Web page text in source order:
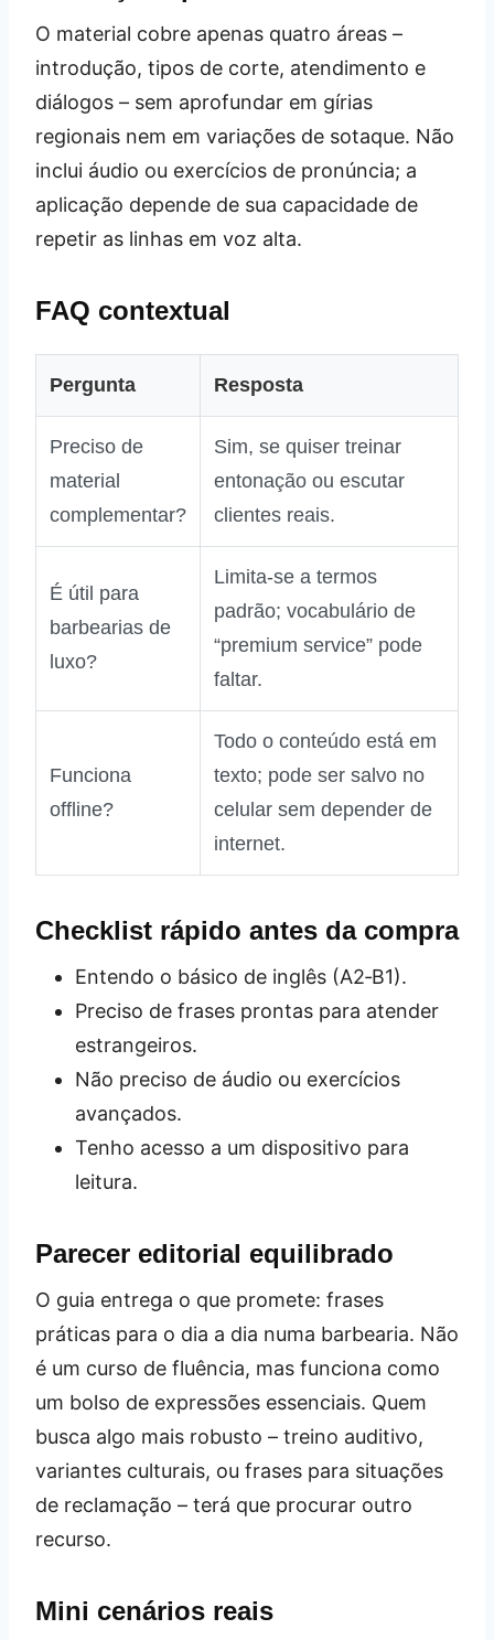
O material cobre apenas quatro áreas –
introdução, tipos de corte, atendimento e
diálogos – sem aprofundar em gírias
regionais nem em variações de sotaque. Não
inclui áudio ou exercícios de pronúncia; a
aplicação depende de sua capacidade de
repetir as linhas em voz alta.
FAQ contextual
Pergunta Resposta
Preciso de
material
complementar?
Sim, se quiser treinar
entonação ou escutar
clientes reais.
É útil para
barbearias de
luxo?
Limita‑se a termos
padrão; vocabulário de
“premium service” pode
faltar.
Funciona
offline?
Todo o conteúdo está em
texto; pode ser salvo no
celular sem depender de
internet.
Checklist rápido antes da compra
Entendo o básico de inglês (A2‑B1).
Preciso de frases prontas para atender
estrangeiros.
Não preciso de áudio ou exercícios
avançados.
Tenho acesso a um dispositivo para
leitura.
Parecer editorial equilibrado
O guia entrega o que promete: frases
práticas para o dia a dia numa barbearia. Não
é um curso de fluência, mas funciona como
um bolso de expressões essenciais. Quem
busca algo mais robusto – treino auditivo,
variantes culturais, ou frases para situações
de reclamação – terá que procurar outro
recurso.
Mini cenários reais